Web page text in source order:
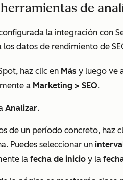
de
la integración con
los datos de rendimiento de
haz clic en Más y luego ve
a Marketing > SEO.
Analizar.
de un período concreto, haz
Puedes seleccionar un
la fecha de inicio y la